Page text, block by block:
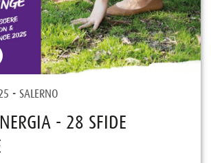
- SALERNO
- 28 SFIDE